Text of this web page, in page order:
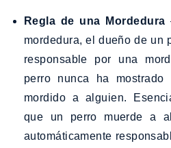
Regla de una Mordedura
mordedura, el dueño de un
responsable por una
perro nunca ha mostrado
mordido a alguien.
que un perro muerde a
automáticamente